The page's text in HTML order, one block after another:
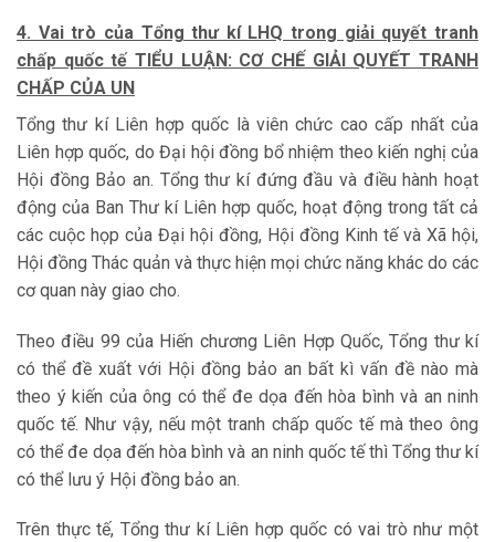
4. Vai trò của Tổng thư kí LHQ trong giải quyết tranh
chấp quốc tế TIỂU LUẬN: CƠ CHẾ GIẢI QUYẾT TRANH
CHẤP CỦA UN
Tổng thư kí Liên hợp quốc là viên chức cao cấp nhất của
Liên hợp quốc, do Đại hội đồng bổ nhiệm theo kiến nghị của
Hội đồng Bảo an. Tổng thư kí đứng đầu và điều hành hoạt
động của Ban Thư kí Liên hợp quốc, hoạt động trong tất cả
các cuộc họp của Đại hội đồng, Hội đồng Kinh tế và Xã hội,
Hội đồng Thác quản và thực hiện mọi chức năng khác do các
cơ quan này giao cho.
Theo điều 99 của Hiến chương Liên Hợp Quốc, Tổng thư kí
có thể đề xuất với Hội đồng bảo an bất kì vấn đề nào mà
theo ý kiến của ông có thể đe dọa đến hòa bình và an ninh
quốc tế. Như vậy, nếu một tranh chấp quốc tế mà theo ông
có thể đe dọa đến hòa bình và an ninh quốc tế thì Tổng thư kí
có thể lưu ý Hội đồng bảo an.
Trên thực tế, Tổng thư kí Liên hợp quốc có vai trò như một